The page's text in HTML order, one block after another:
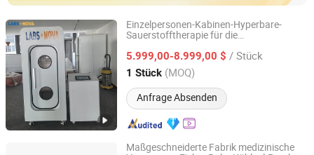
Einzelpersonen-Kabinen-Hyperbare-
Sauerstofftherapie für die
5.999,00-8.999,00 $ / Stück
1 Stück (MOQ)
Anfrage Absenden
Zhengzhou Well-Known Instrument and Equipment Co.,
Ltd.
Henan, China Seit 2019
Maßgeschneiderte Fabrik medizinische